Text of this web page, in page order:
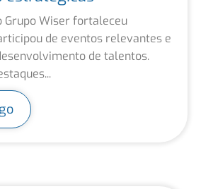
Grupo Wiser fortaleceu
de eventos relevantes e
de talentos.